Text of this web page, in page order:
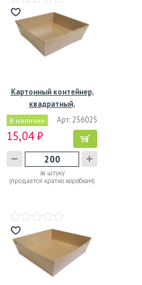
Картонный контейнер,
квадратный,
коричневый,…
В наличии Арт: 256025
15,04 ₽
за штуку
(продается кратно коробкам)